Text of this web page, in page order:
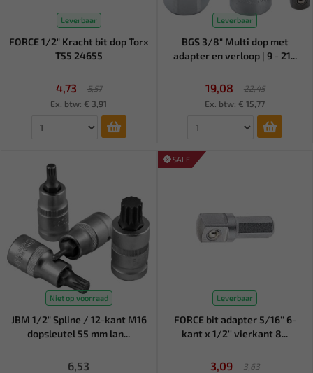
Leverbaar
FORCE 1/2" Kracht bit dop Torx
T55 24655
4,73
5,57
Ex. btw: € 3,91
Leverbaar
BGS 3/8" Multi dop met
adapter en verloop | 9 - 21...
19,08
22,45
Ex. btw: € 15,77
Niet op voorraad
JBM 1/2" Spline / 12-kant M16
dopsleutel 55 mm lan...
6,53
SALE!
Leverbaar
FORCE bit adapter 5/16'' 6-
kant x 1/2'' vierkant 8...
3,09
3,63